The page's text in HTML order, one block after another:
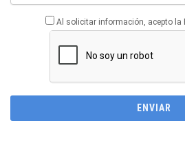
Al solicitar información, acepto la